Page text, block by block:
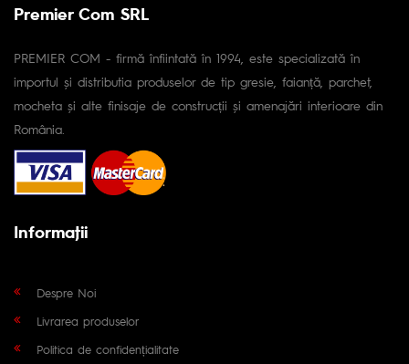
Premier Com SRL
PREMIER COM - firmă înfiintată în 1994, este specializată în
importul și distributia produselor de tip gresie, faianță, parchet,
mocheta și alte finisaje de construcții și amenajări interioare din
România.
Informaţii
Despre Noi
Livrarea produselor
Politica de confidențialitate